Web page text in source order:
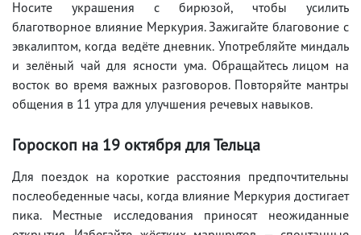
Носите украшения с бирюзой, чтобы усилить
благотворное влияние Меркурия. Зажигайте благовоние с
эвкалиптом, когда ведёте дневник. Употребляйте миндаль
и зелёный чай для ясности ума. Обращайтесь лицом на
восток во время важных разговоров. Повторяйте мантры
общения в 11 утра для улучшения речевых навыков.
Гороскоп на 19 октября для Тельца
Для поездок на короткие расстояния предпочтительны
послеобеденные часы, когда влияние Меркурия достигает
пика. Местные исследования приносят неожиданные